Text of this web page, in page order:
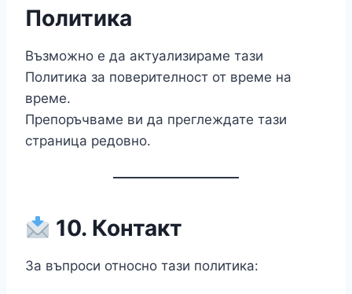
Политика
Възможно е да актуализираме тази
Политика за поверителност от време на
време.
Препоръчваме ви да преглеждате тази
страница редовно.
10. Контакт
За въпроси относно тази политика: